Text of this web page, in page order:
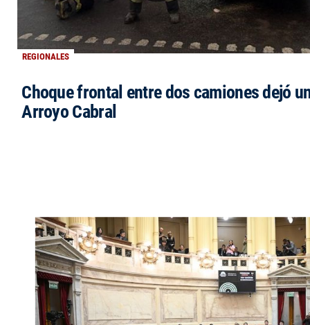
REGIONALES
Choque frontal entre dos camiones dejó
Arroyo Cabral